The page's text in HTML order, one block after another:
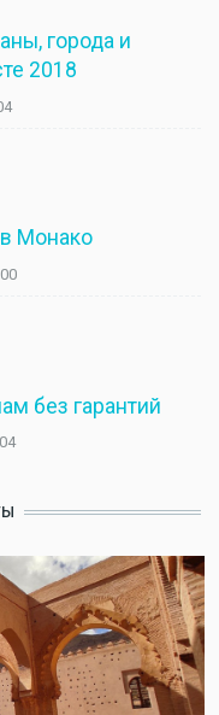
города и
2018
Монако
без гарантий